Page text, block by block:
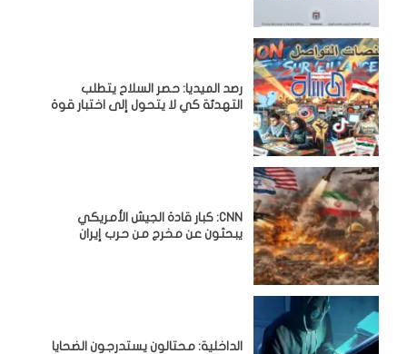
رصد الميديا: حصر السلاح يتطلب
التهدئة كي لا يتحول إلى اختبار قوة
CNN: كبار قادة الجيش الأمريكي
يبحثون عن مخرج من حرب إيران
الداخلية: محتالون يستدرجون الضحايا